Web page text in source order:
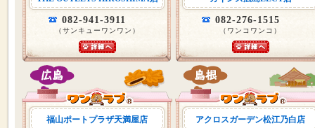
082-941-3911
（サンキューワンワン）
082-276-1515
（ワンコワンコ）
福山ポートプラザ天満屋店 アクロスガーデン松江乃白店